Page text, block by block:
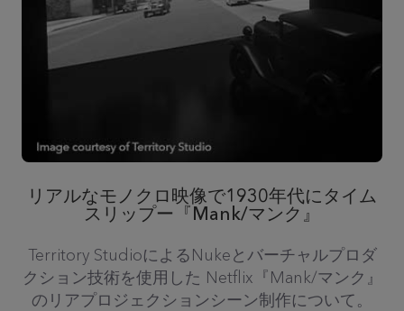
リアルなモノクロ映像で1930年代にタイム
スリップー『Mank/マンク』
Territory StudioによるNukeとバーチャルプロダ
クション技術を使用した Netflix『Mank/マンク』
のリアプロジェクションシーン制作について。